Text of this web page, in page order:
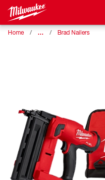
Home … Brad Nailers